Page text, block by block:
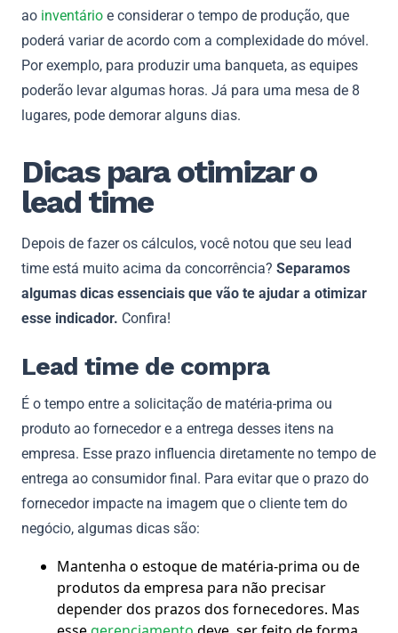
ao inventário e considerar o tempo de produção, que
poderá variar de acordo com a complexidade do móvel.
Por exemplo, para produzir uma banqueta, as equipes
poderão levar algumas horas. Já para uma mesa de 8
lugares, pode demorar alguns dias.
Dicas para otimizar o
lead time
Depois de fazer os cálculos, você notou que seu lead
time está muito acima da concorrência? Separamos
algumas dicas essenciais que vão te ajudar a otimizar
esse indicador. Confira!
Lead time de compra
É o tempo entre a solicitação de matéria-prima ou
produto ao fornecedor e a entrega desses itens na
empresa. Esse prazo influencia diretamente no tempo de
entrega ao consumidor final. Para evitar que o prazo do
fornecedor impacte na imagem que o cliente tem do
negócio, algumas dicas são:
Mantenha o estoque de matéria-prima ou de
produtos da empresa para não precisar
depender dos prazos dos fornecedores. Mas